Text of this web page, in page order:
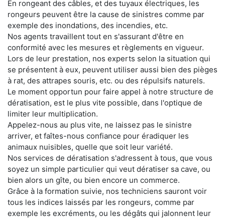
En rongeant des câbles, et des tuyaux électriques, les
rongeurs peuvent être la cause de sinistres comme par
exemple des inondations, des incendies, etc.
Nos agents travaillent tout en s'assurant d'être en
conformité avec les mesures et règlements en vigueur.
Lors de leur prestation, nos experts selon la situation qui
se présentent à eux, peuvent utiliser aussi bien des pièges
à rat, des attrapes souris, etc. ou des répulsifs naturels.
Le moment opportun pour faire appel à notre structure de
dératisation, est le plus vite possible, dans l'optique de
limiter leur multiplication.
Appelez-nous au plus vite, ne laissez pas le sinistre
arriver, et faîtes-nous confiance pour éradiquer les
animaux nuisibles, quelle que soit leur variété.
Nos services de dératisation s'adressent à tous, que vous
soyez un simple particulier qui veut dératiser sa cave, ou
bien alors un gîte, ou bien encore un commerce.
Grâce à la formation suivie, nos techniciens sauront voir
tous les indices laissés par les rongeurs, comme par
exemple les excréments, ou les dégâts qui jalonnent leur